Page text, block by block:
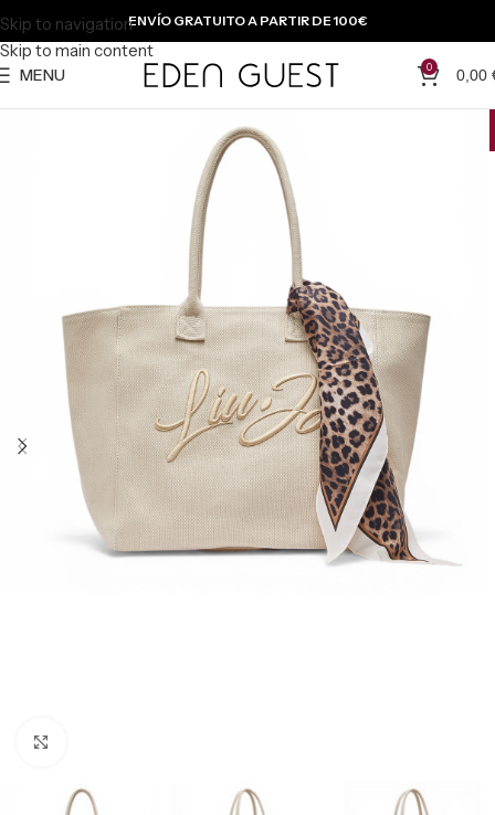
Skip to navigation
Skip to main content
ENVÍO GRATUITO A PARTIR DE 100€
MENU 0 0,00